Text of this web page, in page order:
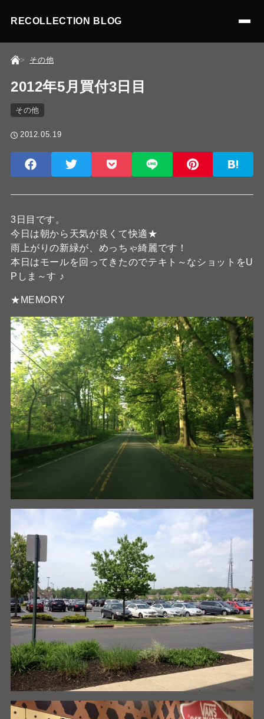
RECOLLECTION BLOG
その他
2012年5月買付3日目
その他
2012.05.19
3日目です。
今日は朝から天気が良くて快適★
雨上がりの新緑が、めっちゃ綺麗です！
本日はモールを回ってきたのでテキト～なショットをU
Pしま～す ♪
★MEMORY